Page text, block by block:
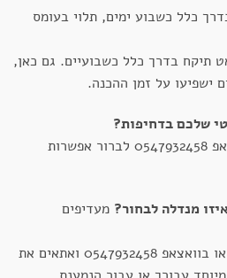
כלל כשבוע ימים, תלוי בעומס
בזהב 14 קראט תיקח בדרך כלל כשבועיים. גם כאן,
ישפיעו על זמן ההכנה.
שלכם בדחיפות?
צרו איתי קשר כאן או בוואצאפ 0547932458 לברור אפשרות
מנדלה לבחור? מעדיפים
בשמחה, צרו איתי קשר כאן או בוואצאפ 0547932458 ואתאים את